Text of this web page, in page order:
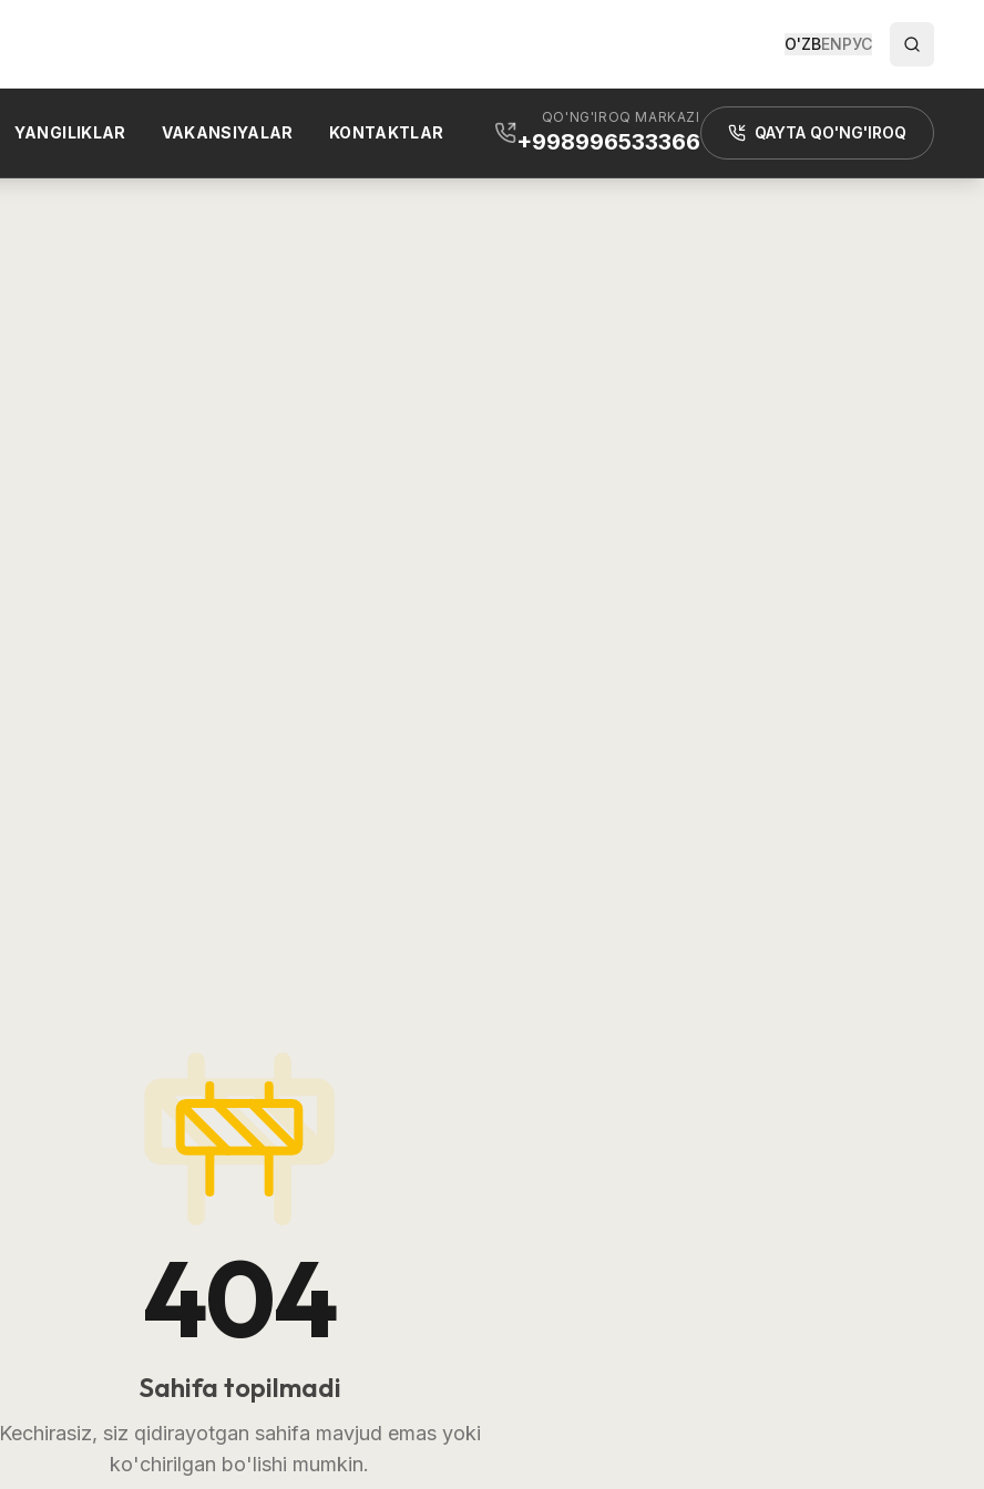
O'ZBENРУС
YANGILIKLAR VAKANSIYALAR KONTAKTLAR
QO'NG'IROQ MARKAZI
+998996533366 QAYTA QO'NG'IROQ
404
Sahifa topilmadi
Kechirasiz, siz qidirayotgan sahifa mavjud emas yoki
ko'chirilgan bo'lishi mumkin.